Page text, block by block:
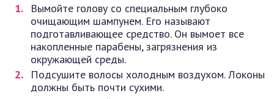
Вымойте голову со специальным глубоко
очищающим шампунем. Его называют
подготавливающее средство. Он вымоет все
накопленные парабены, загрязнения из
окружающей среды.
Подсушите волосы холодным воздухом. Локоны
должны быть почти сухими.